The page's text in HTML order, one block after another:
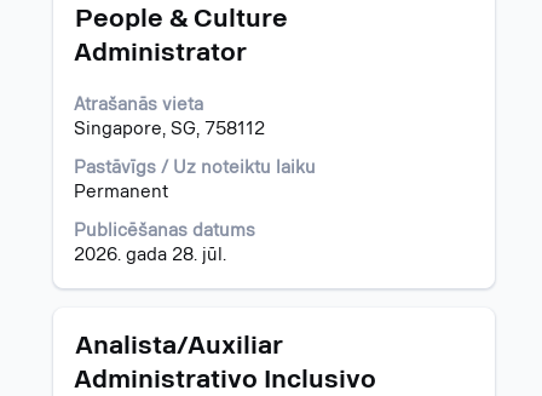
piedāvājumu
Amats
People & Culture
Administrator
Atrašanās vieta
Singapore, SG, 758112
Pastāvīgs / Uz noteiktu laiku
Permanent
Publicēšanas datums
2026. gada 28. jūl.
Atlasiet,
nospiežot
atstarpes
lai
skatītu
visu
informāciju
darba
piedāvājumu.
Amats
Analista/Auxiliar
Administrativo Inclusivo
Atlasiet,
atstarpes